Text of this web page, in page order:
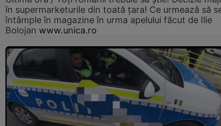
în supermarketurile din toată țara! Ce urmează să
întâmple în magazine în urma apelului făcut de Ilie
Bolojan www.unica.ro